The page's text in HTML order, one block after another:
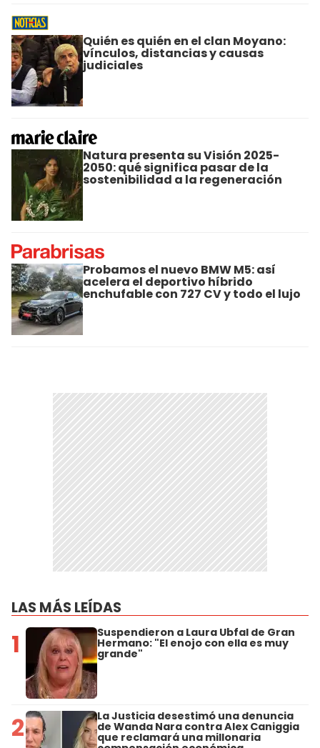
Quién es quién en el clan Moyano:
vínculos, distancias y causas
judiciales
Natura presenta su Visión 2025-
2050: qué significa pasar de la
sostenibilidad a la regeneración
Probamos el nuevo BMW M5: así
acelera el deportivo híbrido
enchufable con 727 CV y todo el lujo
LAS MÁS LEÍDAS
1 Suspendieron a Laura Ubfal de Gran
Hermano: "El enojo con ella es muy
grande"
2 La Justicia desestimó una denuncia
de Wanda Nara contra Alex Caniggia
que reclamará una millonaria